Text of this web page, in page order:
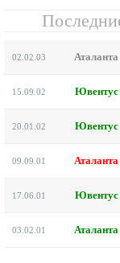
02.02.03 Аталанта
15.09.02 Ювентус
20.01.02 Ювентус
09.09.01 Аталанта
17.06.01 Ювентус
03.02.01 Аталанта